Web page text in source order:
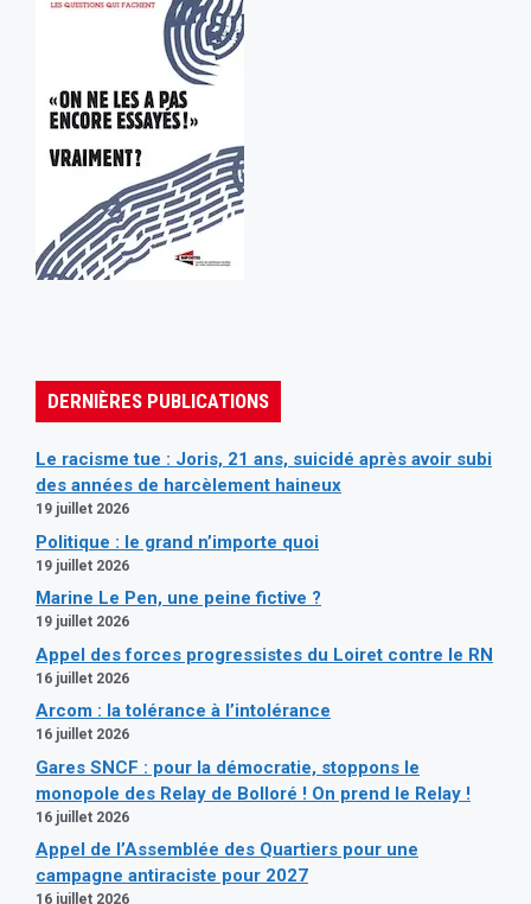
DERNIÈRES PUBLICATIONS
Le racisme tue : Joris, 21 ans, suicidé après avoir subi
des années de harcèlement haineux
19 juillet 2026
Politique : le grand n’importe quoi
19 juillet 2026
Marine Le Pen, une peine fictive ?
19 juillet 2026
Appel des forces progressistes du Loiret contre le RN
16 juillet 2026
Arcom : la tolérance à l’intolérance
16 juillet 2026
Gares SNCF : pour la démocratie, stoppons le
monopole des Relay de Bolloré ! On prend le Relay !
16 juillet 2026
Appel de l’Assemblée des Quartiers pour une
campagne antiraciste pour 2027
16 juillet 2026